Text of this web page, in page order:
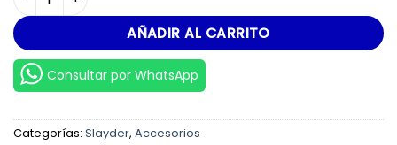
era:
S/.359.00.
es:
S/.299.00.
AÑADIR AL CARRITO
Consultar por WhatsApp
Categorías: Slayder, Accesorios